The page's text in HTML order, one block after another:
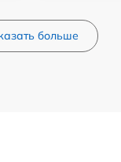
больше